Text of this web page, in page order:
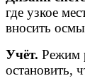
где узкое
вносить
Учёт. Режим
остановить,